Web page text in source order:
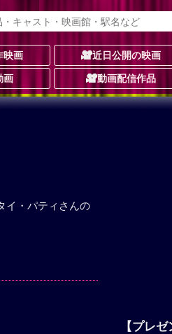
映画 近日公開の映画
画 動画配信作品
イ・パティさんの
【プレ